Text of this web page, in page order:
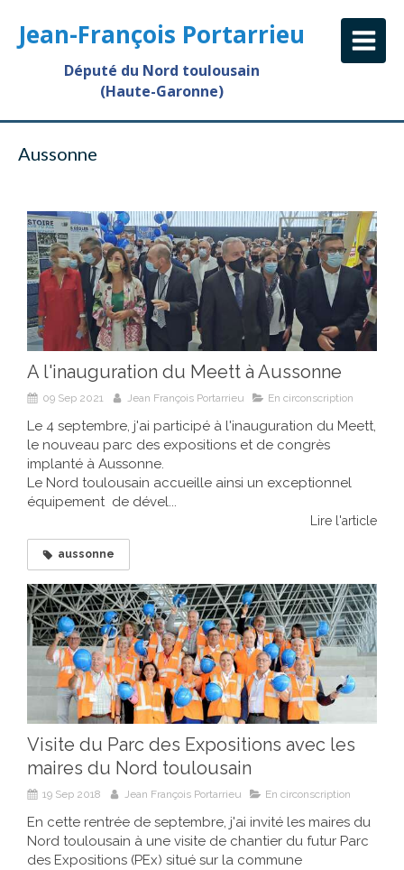
Jean-François Portarrieu
Député du Nord toulousain
(Haute-Garonne)
Aussonne
A l'inauguration du Meett à Aussonne
09 Sep 2021 Jean François Portarrieu En circonscription
Le 4 septembre, j'ai participé à l'inauguration du Meett,
le nouveau parc des expositions et de congrès
implanté à Aussonne.
Le Nord toulousain accueille ainsi un exceptionnel
équipement de dével...
Lire l'article
aussonne
Visite du Parc des Expositions avec les
maires du Nord toulousain
19 Sep 2018 Jean François Portarrieu En circonscription
En cette rentrée de septembre, j'ai invité les maires du
Nord toulousain à une visite de chantier du futur Parc
des Expositions (PEx) situé sur la commune